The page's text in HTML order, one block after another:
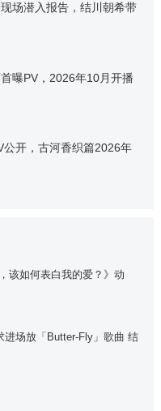
现场潜入报告，结川朝希带
首曝PV，2026年10月开播
公开，古河香织篇2026年
该如何表白我的爱？》动
进场放「Butter-Fly」歌曲 结